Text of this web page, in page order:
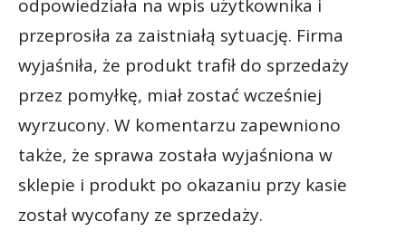
odpowiedziała na wpis użytkownika i
przeprosiła za zaistniałą sytuację. Firma
wyjaśniła, że produkt trafił do sprzedaży
przez pomyłkę, miał zostać wcześniej
wyrzucony. W komentarzu zapewniono
także, że sprawa została wyjaśniona w
sklepie i produkt po okazaniu przy kasie
został wycofany ze sprzedaży.